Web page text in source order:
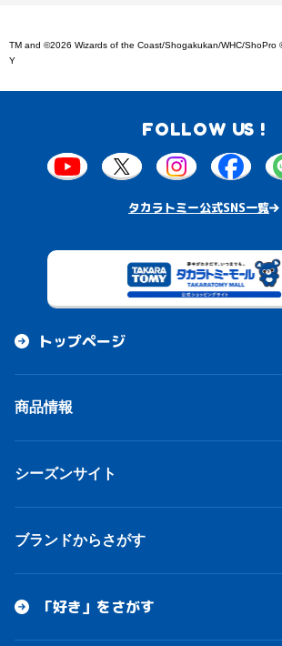
TM and ©2026 Wizards of the Coast/Shogakukan/WHC/ShoPro
Y
FOLLOW US !
タカラトミー公式SNS一覧
トップページ
商品情報
シーズンサイト
ブランドからさがす
「好き」をさがす